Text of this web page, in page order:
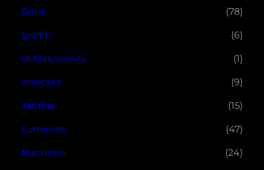
Gens (78)
graffiti (6)
IA Midjourney (1)
Insectes (9)
Jardins (15)
Lumières (47)
Machines (24)